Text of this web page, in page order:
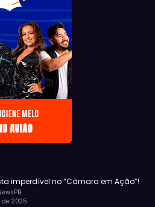
imperdível no “Câmara em Ação”!
de 2025